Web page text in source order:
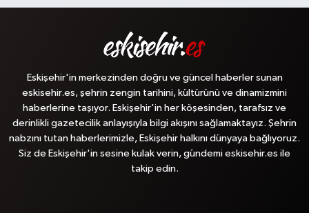
Eskişehir'in merkezinden doğru ve güncel haberler sunan
eskisehir.es, şehrin zengin tarihini, kültürünü ve dinamizmini
haberlerine taşıyor. Eskişehir'in her köşesinden, tarafsız ve
derinlikli gazetecilik anlayışıyla bilgi akışını sağlamaktayız. Şehrin
nabzını tutan haberlerimizle, Eskişehir halkını dünyaya bağlıyoruz.
Siz de Eskişehir'in sesine kulak verin, gündemi eskisehir.es ile
takip edin.